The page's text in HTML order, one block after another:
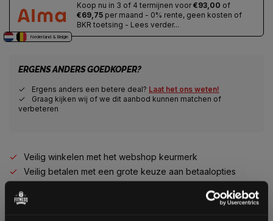
Nederland & Belgie
Koop nu in 3 of 4 termijnen voor €93,00 of
€69,75 per maand - 0% rente, geen kosten of
BKR toetsing - Lees verder...
ERGENS ANDERS GOEDKOPER?
Ergens anders een betere deal? Laat het ons weten!
Graag kijken wij of we dit aanbod kunnen matchen of
verbeteren
Veilig winkelen met het webshop keurmerk
Veilig betalen met een grote keuze aan betaalopties
Voor 95% direct uit voorraad geleverd